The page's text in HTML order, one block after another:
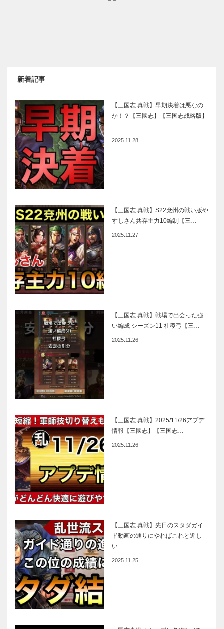
新着記事
【三国志 真戦】早期決着は悪なの
か！？【三國志】【三国志战略版】
…
2025.11.28
【三国志 真戦】S22兗州の戦い版や
すしさん共存主力10編制【三…
2025.11.27
【三国志 真戦】戦場で出会った強
い編成 シーズン11 社稷弓【三…
2025.11.26
【三国志 真戦】2025/11/26アプデ
情報【三國志】【三国志…
2025.11.26
【三国志 真戦】先日のスタダガイ
ド動画の通りにやればこれと近し
い…
2025.11.25